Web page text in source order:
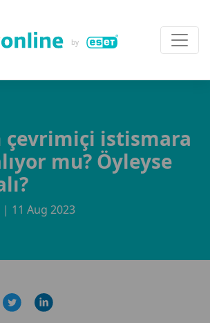
çevrimiçi istismara
mu? Öyleyse
| 11 Aug 2023